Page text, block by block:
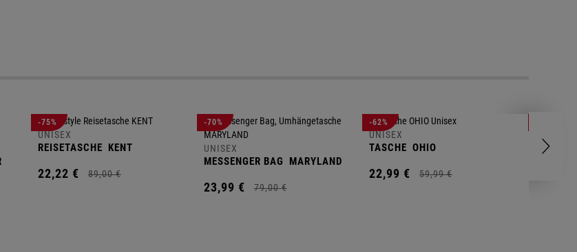
-75%
UNISEX
REISETASCHE KENT
22,22 € 89,00 €
-70%
UNISEX
MESSENGER BAG MARYLAND
23,99 € 79,00 €
-62%
UNISEX
TASCHE OHIO
22,99 € 59,99 €